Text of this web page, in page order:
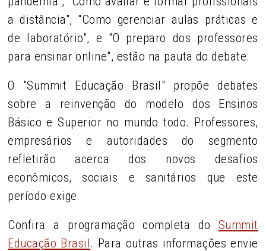
a distância", "Como gerenciar aulas práticas e
de laboratório", e "O preparo dos professores
para ensinar online", estão na pauta do debate.
O "Summit Educação Brasil" propõe debates
sobre a reinvenção do modelo dos Ensinos
Básico e Superior no mundo todo. Professores,
empresários e autoridades do segmento
refletirão acerca dos novos desafios
econômicos, sociais e sanitários que este
período exige.
Confira a programação completa do Summit
Educação Brasil. Para outras informações envie